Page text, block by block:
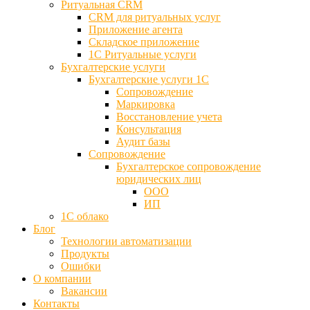
Ритуальная CRM
CRM для ритуальных услуг
Приложение агента
Складское приложение
1С Ритуальные услуги
Бухгалтерские услуги
Бухгалтерские услуги 1С
Сопровождение
Маркировка
Восстановление учета
Консультация
Аудит базы
Cопровождение
Бухгалтерское сопровождение
юридических лиц
ООО
ИП
1С облако
Блог
Технологии автоматизации
Продукты
Ошибки
О компании
Вакансии
Контакты